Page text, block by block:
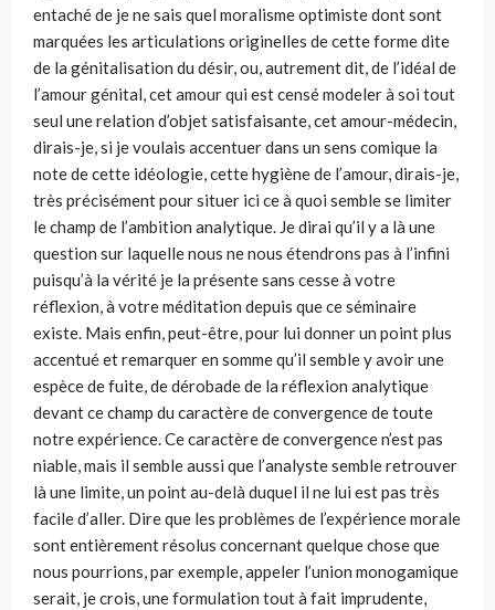
entaché de je ne sais quel moralisme optimiste dont sont
marquées les articulations originelles de cette forme dite
de la génitalisation du désir, ou, autrement dit, de l’idéal de
l’amour génital, cet amour qui est censé modeler à soi tout
seul une relation d’objet satisfaisante, cet amour-médecin,
dirais-je, si je voulais accentuer dans un sens comique la
note de cette idéologie, cette hygiène de l’amour, dirais-je,
très précisément pour situer ici ce à quoi semble se limiter
le champ de l’ambition analytique. Je dirai qu’il y a là une
question sur laquelle nous ne nous étendrons pas à l’infini
puisqu’à la vérité je la présente sans cesse à votre
réflexion, à votre méditation depuis que ce séminaire
existe. Mais enfin, peut-être, pour lui donner un point plus
accentué et remarquer en somme qu’il semble y avoir une
espèce de fuite, de dérobade de la réflexion analytique
devant ce champ du caractère de convergence de toute
notre expérience. Ce caractère de convergence n’est pas
niable, mais il semble aussi que l’analyste semble retrouver
là une limite, un point au-delà duquel il ne lui est pas très
facile d’aller. Dire que les problèmes de l’expérience morale
sont entièrement résolus concernant quelque chose que
nous pourrions, par exemple, appeler l’union monogamique
serait, je crois, une formulation tout à fait imprudente,